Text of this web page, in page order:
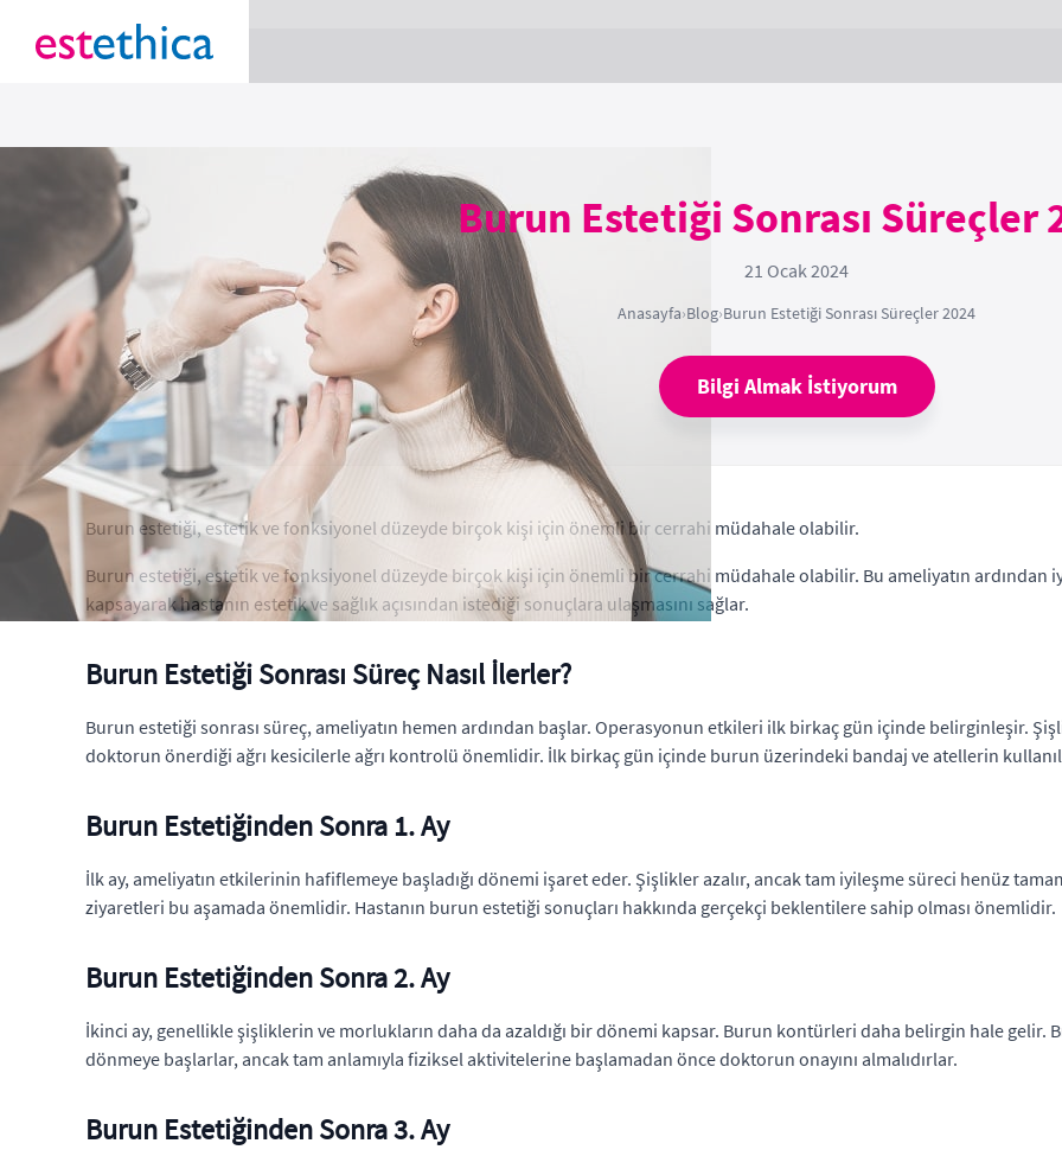
Burun Estetiği Sonrası Süreçler
21 Ocak 2024
Anasayfa›Blog›Burun Estetiği Sonrası Süreçler 2024
Bilgi Almak İstiyorum
Burun estetiği, estetik ve fonksiyonel düzeyde birçok kişi için önemli bir cerrahi müdahale olabilir.
Burun estetiği, estetik ve fonksiyonel düzeyde birçok kişi için önemli bir cerrahi müdahale olabilir. Bu ameliyatın ardından
kapsayarak hastanın estetik ve sağlık açısından istediği sonuçlara ulaşmasını sağlar.
Burun Estetiği Sonrası Süreç Nasıl İlerler?
Burun estetiği sonrası süreç, ameliyatın hemen ardından başlar. Operasyonun etkileri ilk birkaç gün içinde belirginleşir.
doktorun önerdiği ağrı kesicilerle ağrı kontrolü önemlidir. İlk birkaç gün içinde burun üzerindeki bandaj ve atellerin
Burun Estetiğinden Sonra 1. Ay
İlk ay, ameliyatın etkilerinin hafiflemeye başladığı dönemi işaret eder. Şişlikler azalır, ancak tam iyileşme süreci henüz
ziyaretleri bu aşamada önemlidir. Hastanın burun estetiği sonuçları hakkında gerçekçi beklentilere sahip olması önemlidir.
Burun Estetiğinden Sonra 2. Ay
İkinci ay, genellikle şişliklerin ve morlukların daha da azaldığı bir dönemi kapsar. Burun kontürleri daha belirgin hale gelir.
dönmeye başlarlar, ancak tam anlamıyla fiziksel aktivitelerine başlamadan önce doktorun onayını almalıdırlar.
Burun Estetiğinden Sonra 3. Ay